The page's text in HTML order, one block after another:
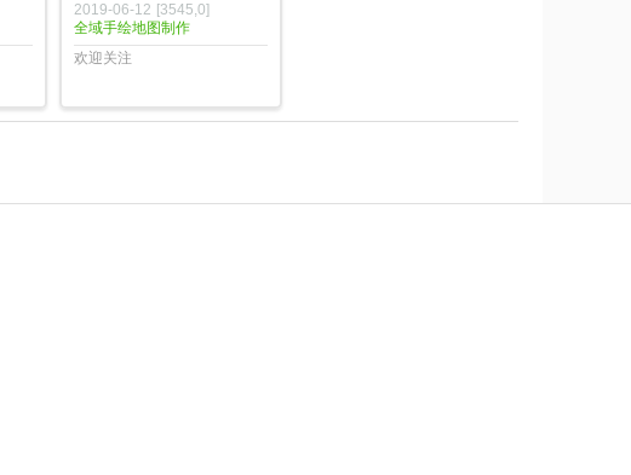
2019-06-12 [3545,0]
全域手绘地图制作
欢迎关注